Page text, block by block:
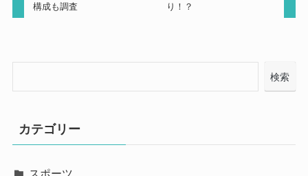
構成も調査
り！？
検索
カテゴリー
スポーツ